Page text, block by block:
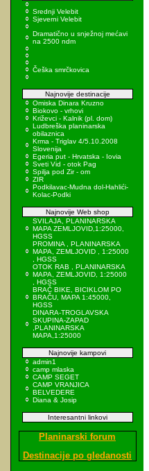
Srednji Velebit
Sjeverni Velebit
Dramatično u snježnoj mećavi
na 2500 ndm
Češka smrčkovica
Najnovije destinacije
Omiska Dinara Kruzno
Biokovo - vrhovi
Križevci - Kalnik (pl. dom)
Ludbreška planinarska
obilaznica
Krma - Triglav 4/5.10.2008
Slovenija
Egeria put - Hrvatska - Iovia
Sveti Vid - otok Pag
Spilja pod Zir - om
ZIR
Podkilavac-Mudna dol-Hahlići-
Kolac-Podki
Najnovije Web shop
SVILAJA, PLANINARSKA
MAPA ZEMLJOVID,1:25000,
HGSS
PROMINA , PLANINARSKA
MAPA, ZEMLJOVID , 1:25000
, HGSS
OTOK RAB , PLANINARSKA
MAPA, ZEMLJOVID, 1:25000
, HGSS
BRAČ BIKE, BICIKLOM PO
BRAČU, MAPA 1:45000,
HGSS
DINARA-TROGLAVSKA
SKUPINA-ZAPAD
,PLANINARSKA
MAPA,1:25000
Najnovije kampovi
admin1
camp mlaska
CAMP SEGET
CAMP VRANJICA
BELVEDERE
Diana & Josip
Interesantni linkovi
Planinarski forum
Destinacije po gledanosti